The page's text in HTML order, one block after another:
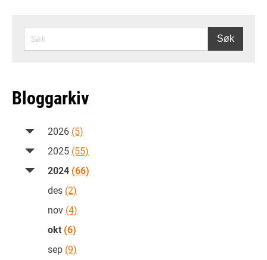
SØK Søk
Bloggarkiv
2026 (5)
2025 (55)
2024 (66)
des (2)
nov (4)
okt (6)
sep (9)